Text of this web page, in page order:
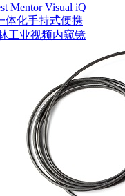
Mentor Visual iQ
体化手持式便携
工业视频内窥镜